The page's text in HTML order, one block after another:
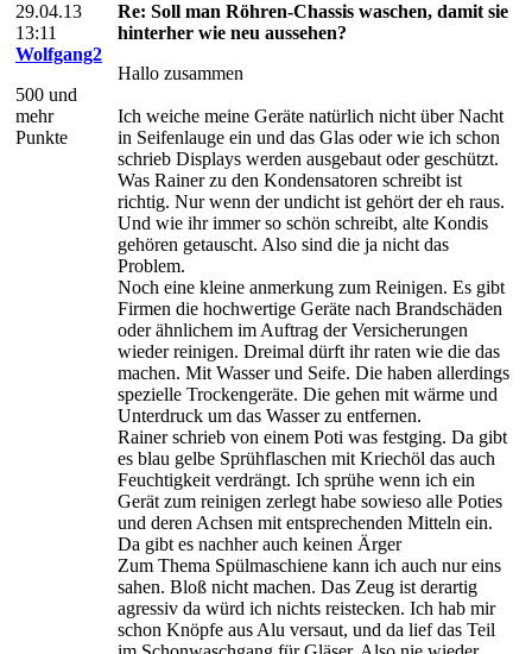
29.04.13
13:11
Wolfgang2
500 und
mehr
Punkte
Re: Soll man Röhren-Chassis waschen, damit sie
hinterher wie neu aussehen?
Hallo zusammen
Ich weiche meine Geräte natürlich nicht über Nacht
in Seifenlauge ein und das Glas oder wie ich schon
schrieb Displays werden ausgebaut oder geschützt.
Was Rainer zu den Kondensatoren schreibt ist
richtig. Nur wenn der undicht ist gehört der eh raus.
Und wie ihr immer so schön schreibt, alte Kondis
gehören getauscht. Also sind die ja nicht das
Problem.
Noch eine kleine anmerkung zum Reinigen. Es gibt
Firmen die hochwertige Geräte nach Brandschäden
oder ähnlichem im Auftrag der Versicherungen
wieder reinigen. Dreimal dürft ihr raten wie die das
machen. Mit Wasser und Seife. Die haben allerdings
spezielle Trockengeräte. Die gehen mit wärme und
Unterdruck um das Wasser zu entfernen.
Rainer schrieb von einem Poti was festging. Da gibt
es blau gelbe Sprühflaschen mit Kriechöl das auch
Feuchtigkeit verdrängt. Ich sprühe wenn ich ein
Gerät zum reinigen zerlegt habe sowieso alle Poties
und deren Achsen mit entsprechenden Mitteln ein.
Da gibt es nachher auch keinen Ärger
Zum Thema Spülmaschiene kann ich auch nur eins
sahen. Bloß nicht machen. Das Zeug ist derartig
agressiv da würd ich nichts reistecken. Ich hab mir
schon Knöpfe aus Alu versaut, und da lief das Teil